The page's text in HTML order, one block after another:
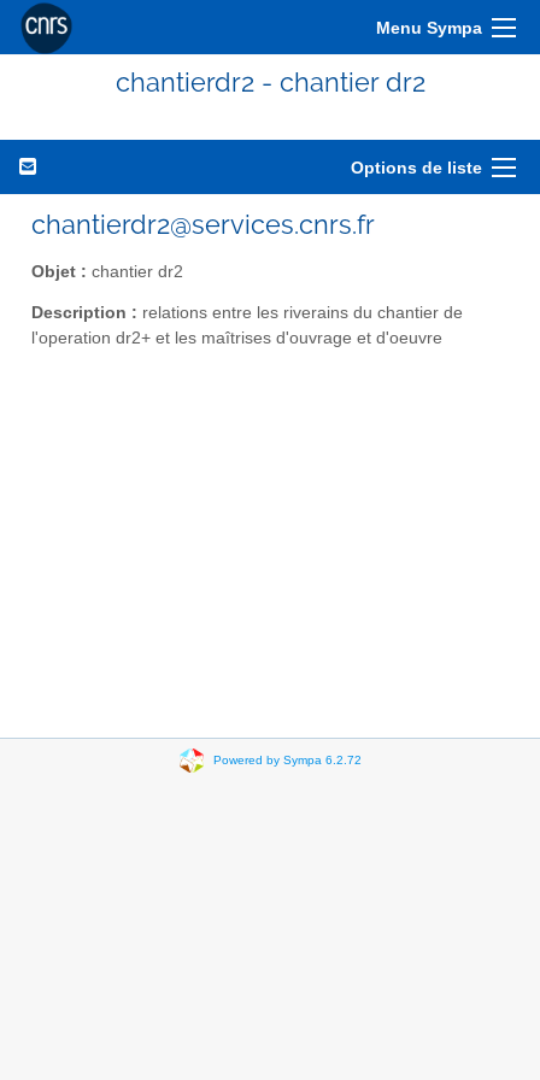
Menu Sympa
chantierdr2 - chantier dr2
Options de liste
chantierdr2@services.cnrs.fr
Objet : chantier dr2
Description : relations entre les riverains du chantier de
l'operation dr2+ et les maîtrises d'ouvrage et d'oeuvre
Powered by Sympa 6.2.72